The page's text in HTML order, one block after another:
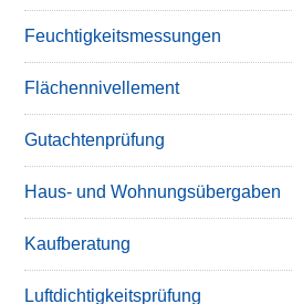
Feuchtigkeitsmessungen
Flächennivellement
Gutachtenprüfung
Haus- und Wohnungsübergaben
Kaufberatung
Luftdichtigkeitsprüfung